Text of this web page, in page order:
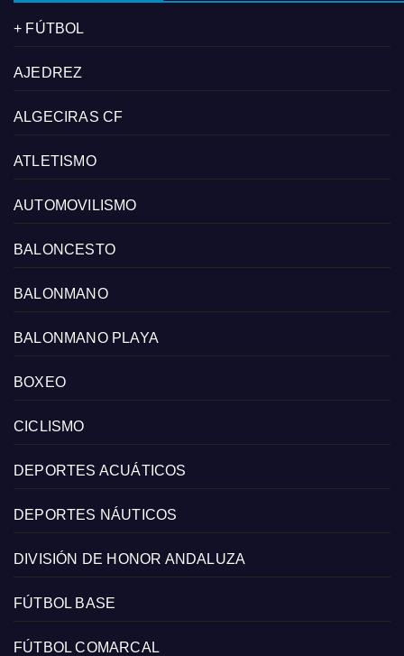
+ FÚTBOL
AJEDREZ
ALGECIRAS CF
ATLETISMO
AUTOMOVILISMO
BALONCESTO
BALONMANO
BALONMANO PLAYA
BOXEO
CICLISMO
DEPORTES ACUÁTICOS
DEPORTES NÁUTICOS
DIVISIÓN DE HONOR ANDALUZA
FÚTBOL BASE
FÚTBOL COMARCAL